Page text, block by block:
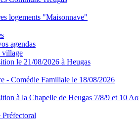
logements "Maisonnave"
agendas
village
le 21/08/2026 à Heugas
- Comédie Familiale le 18/08/2026
à la Chapelle de Heugas 7/8/9 et 10
Préfectoral